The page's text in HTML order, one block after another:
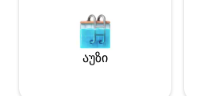
აუზი